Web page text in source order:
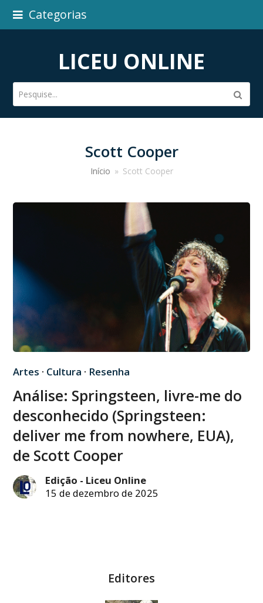
Categorias
LICEU ONLINE
Pesquise...
Scott Cooper
Início » Scott Cooper
Artes · Cultura · Resenha
Análise: Springsteen, livre-me do
desconhecido (Springsteen:
deliver me from nowhere, EUA),
de Scott Cooper
Edição - Liceu Online
15 de dezembro de 2025
Editores